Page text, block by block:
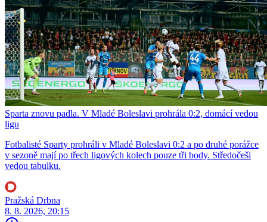
Sparta znovu padla. V Mladé Boleslavi prohrála 0:2, domácí vedou
ligu
Fotbalisté Sparty prohráli v Mladé Boleslavi 0:2 a po druhé porážce
v sezoně mají po třech ligových kolech pouze tři body. Středočeši
vedou tabulku.
Pražská Drbna
8. 8. 2026, 20:15